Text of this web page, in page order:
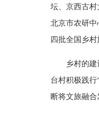
坛、京西古
北京市农研
四批全国乡
乡村的
台村积极践行
断将文旅融